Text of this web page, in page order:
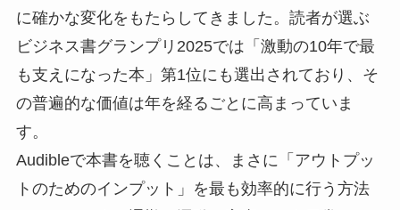
に確かな変化をもたらしてきました。読者が選ぶ
ビジネス書グランプリ2025では「激動の10年で最
も支えになった本」第1位にも選出されており、そ
の普遍的な価値は年を経るごとに高まっていま
す。
Audibleで本書を聴くことは、まさに「アウトプッ
トのためのインプット」を最も効率的に行う方法